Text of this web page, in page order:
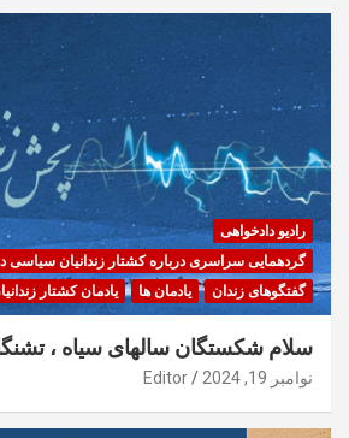
رادیو دادخواهی
گردهمایی سراسری درباره کشتار زندانیان سیاسی
گفتگوهای زندان
یادمان ها یادمان کشتار
سلام شکستگان سالهای سیاه ،
نوامبر 19, 2024 Editor